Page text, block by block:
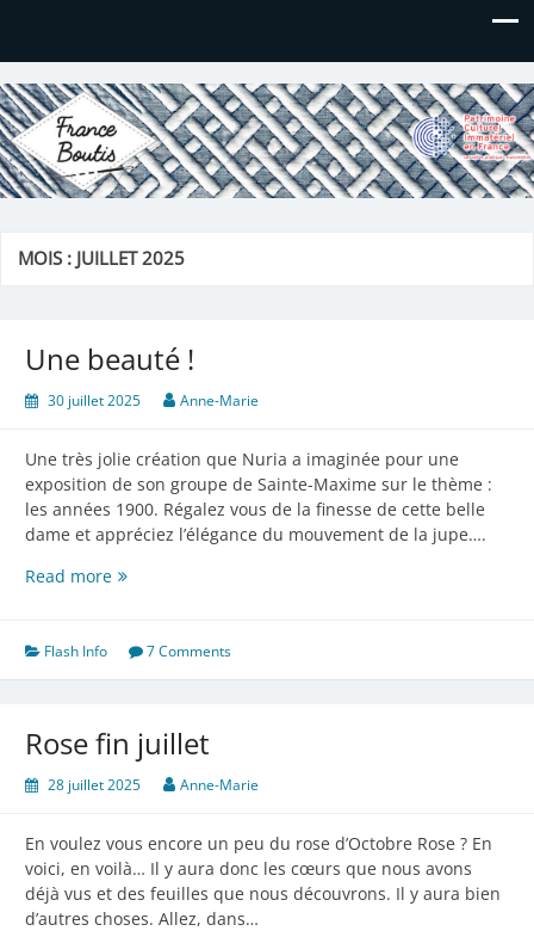
France Boutis
Le site de France Boutis
MOIS : JUILLET 2025
Une beauté !
30 juillet 2025 Anne-Marie
Une très jolie création que Nuria a imaginée pour une
exposition de son groupe de Sainte-Maxime sur le thème :
les années 1900. Régalez vous de la finesse de cette belle
dame et appréciez l’élégance du mouvement de la jupe….
Read moreUne
Flash Info 7 Comments
Rose fin juillet
28 juillet 2025 Anne-Marie
En voulez vous encore un peu du rose d’Octobre Rose ? En
voici, en voilà… Il y aura donc les cœurs que nous avons
déjà vus et des feuilles que nous découvrons. Il y aura bien
d’autres choses. Allez, dans…